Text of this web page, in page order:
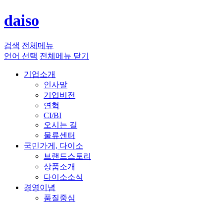
daiso
검색 전체메뉴
언어 선택 전체메뉴 닫기
기업소개
인사말
기업비전
연혁
CI/BI
오시는 길
물류센터
국민가게, 다이소
브랜드스토리
상품소개
다이소소식
경영이념
품질중심